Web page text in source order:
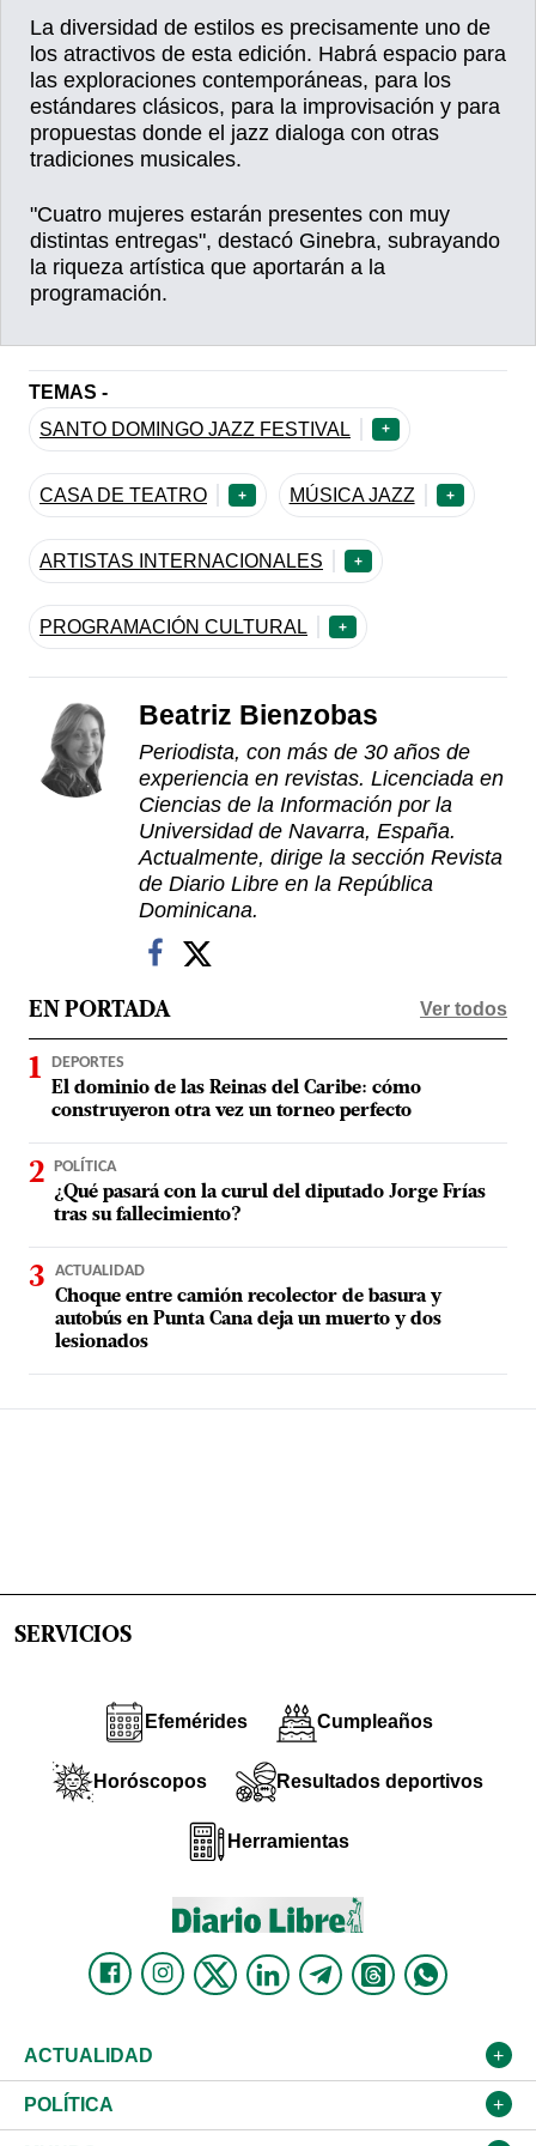
La diversidad de estilos es precisamente uno de
los atractivos de esta edición. Habrá espacio para
las exploraciones contemporáneas, para los
estándares clásicos, para la improvisación y para
propuestas donde el jazz dialoga con otras
tradiciones musicales.
"Cuatro mujeres estarán presentes con muy
distintas entregas", destacó Ginebra, subrayando
la riqueza artística que aportarán a la
programación.
TEMAS -
SANTO DOMINGO JAZZ FESTIVAL
+
CASA DE TEATRO + MÚSICA JAZZ +
ARTISTAS INTERNACIONALES +
PROGRAMACIÓN CULTURAL +
Beatriz Bienzobas
Periodista, con más de 30 años de
experiencia en revistas. Licenciada en
Ciencias de la Información por la
Universidad de Navarra, España.
Actualmente, dirige la sección Revista
de Diario Libre en la República
Dominicana.
EN PORTADA Ver todos
DEPORTES
El dominio de las Reinas del Caribe: cómo
construyeron otra vez un torneo perfecto
POLÍTICA
¿Qué pasará con la curul del diputado Jorge Frías
tras su fallecimiento?
ACTUALIDAD
Choque entre camión recolector de basura y
autobús en Punta Cana deja un muerto y dos
lesionados
SERVICIOS
Efemérides Cumpleaños
Horóscopos Resultados deportivos
Herramientas
ACTUALIDAD
Nacional
POLÍTICA